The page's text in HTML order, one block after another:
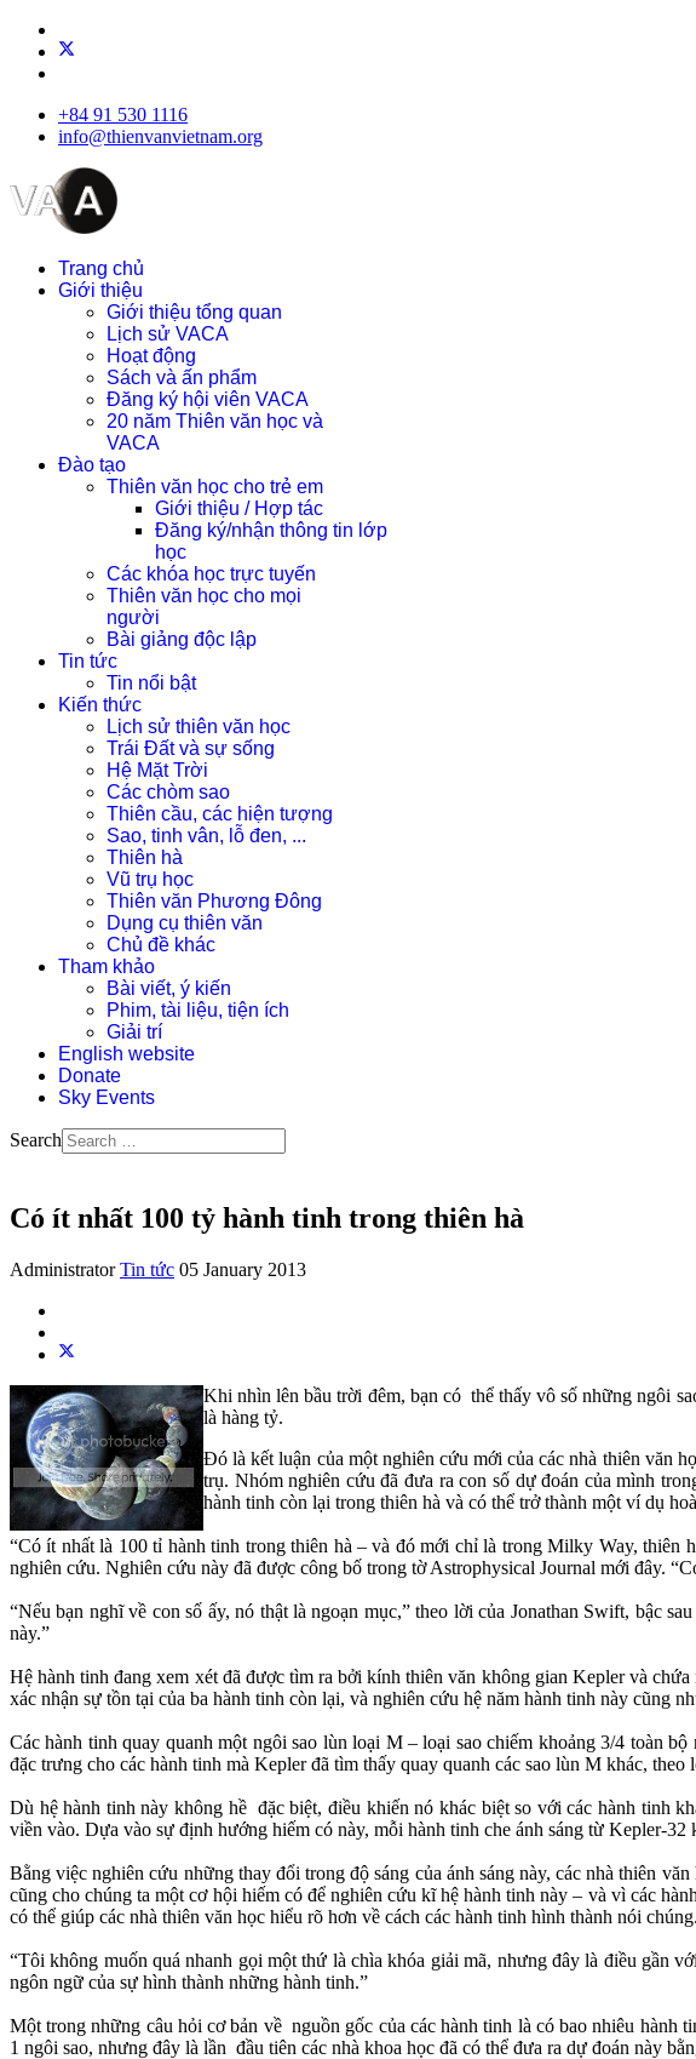
+84 91 530 1116
info@thienvanvietnam.org
Trang chủ
Giới thiệu
Giới thiệu tổng quan
Lịch sử VACA
Hoạt động
Sách và ấn phẩm
Đăng ký hội viên VACA
20 năm Thiên văn học và
VACA
Đào tạo
Thiên văn học cho trẻ em
Giới thiệu / Hợp tác
Đăng ký/nhận thông tin lớp
học
Các khóa học trực tuyến
Thiên văn học cho mọi
người
Bài giảng độc lập
Tin tức
Tin nổi bật
Kiến thức
Lịch sử thiên văn học
Trái Đất và sự sống
Hệ Mặt Trời
Các chòm sao
Thiên cầu, các hiện tượng
Sao, tinh vân, lỗ đen, ...
Thiên hà
Vũ trụ học
Thiên văn Phương Đông
Dụng cụ thiên văn
Chủ đề khác
Tham khảo
Bài viết, ý kiến
Phim, tài liệu, tiện ích
Giải trí
English website
Donate
Sky Events
Search
Có ít nhất 100 tỷ hành tinh trong thiên hà
Administrator Tin tức 05 January 2013
Khi nhìn lên bầu trời đêm, bạn có thể thấy vô số những ngôi
là hàng tỷ.
Đó là kết luận của một nghiên cứu mới của các nhà thiên văn
trụ. Nhóm nghiên cứu đã đưa ra con số dự đoán của mình
hành tinh còn lại trong thiên hà và có thể trở thành một ví dụ
“Có ít nhất là 100 tỉ hành tinh trong thiên hà – và đó mới chỉ là trong Milky Way, thiên
nghiên cứu. Nghiên cứu này đã được công bố trong tờ Astrophysical Journal mới đây.
“Nếu bạn nghĩ về con số ấy, nó thật là ngoạn mục,” theo lời của Jonathan Swift, bậc
này.”
Hệ hành tinh đang xem xét đã được tìm ra bởi kính thiên văn không gian Kepler và
xác nhận sự tồn tại của ba hành tinh còn lại, và nghiên cứu hệ năm hành tinh này cũng
Các hành tinh quay quanh một ngôi sao lùn loại M – loại sao chiếm khoảng 3/4 toàn
đặc trưng cho các hành tinh mà Kepler đã tìm thấy quay quanh các sao lùn M khác,
Dù hệ hành tinh này không hề đặc biệt, điều khiến nó khác biệt so với các hành tinh
viền vào. Dựa vào sự định hướng hiếm có này, mỗi hành tinh che ánh sáng từ Kepler-
Bằng việc nghiên cứu những thay đổi trong độ sáng của ánh sáng này, các nhà thiên
cũng cho chúng ta một cơ hội hiếm có để nghiên cứu kĩ hệ hành tinh này – và vì các
có thể giúp các nhà thiên văn học hiểu rõ hơn về cách các hành tinh hình thành nói chúng.
“Tôi không muốn quá nhanh gọi một thứ là chìa khóa giải mã, nhưng đây là điều gần
ngôn ngữ của sự hình thành những hành tinh.”
Một trong những câu hỏi cơ bản về nguồn gốc của các hành tinh là có bao nhiêu
1 ngôi sao, nhưng đây là lần đầu tiên các nhà khoa học đã có thể đưa ra dự đoán này